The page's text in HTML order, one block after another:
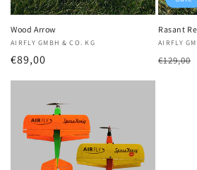
Wood Arrow
Anbieter:
AIRFLY GMBH & CO. KG
Normaler
€89,00
Rasant
AIRFLY
€129,00